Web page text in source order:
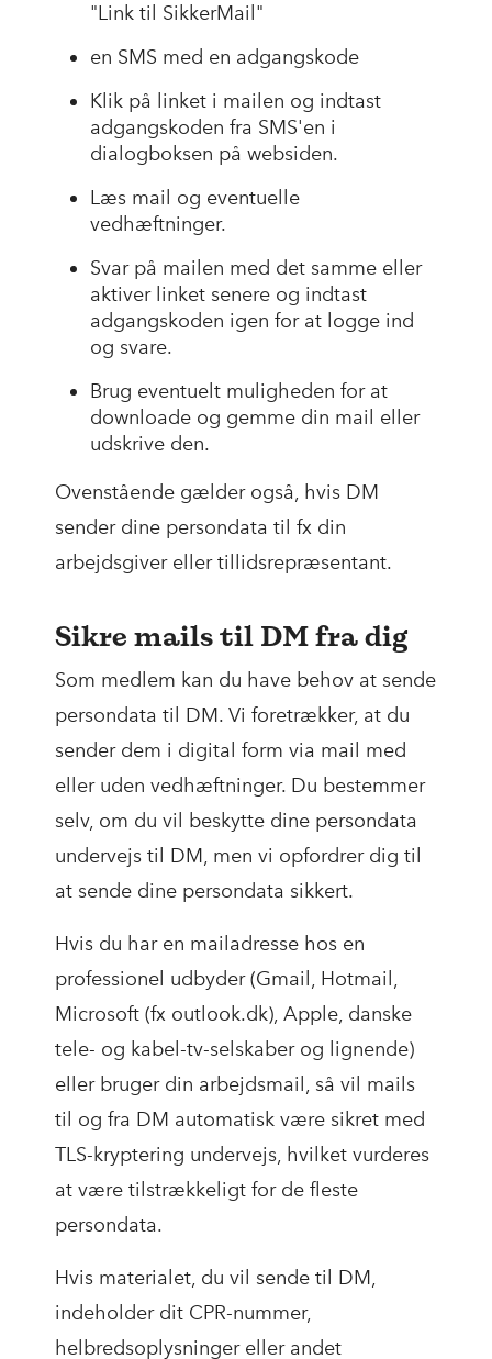
"Link til SikkerMail"
en SMS med en adgangskode
Klik på linket i mailen og indtast
adgangskoden fra SMS'en i
dialogboksen på websiden.
Læs mail og eventuelle
vedhæftninger.
Svar på mailen med det samme eller
aktiver linket senere og indtast
adgangskoden igen for at logge ind
og svare.
Brug eventuelt muligheden for at
downloade og gemme din mail eller
udskrive den.
Ovenstående gælder også, hvis DM
sender dine persondata til fx din
arbejdsgiver eller tillidsrepræsentant.
Sikre mails til DM fra dig
Som medlem kan du have behov at sende
persondata til DM. Vi foretrækker, at du
sender dem i digital form via mail med
eller uden vedhæftninger. Du bestemmer
selv, om du vil beskytte dine persondata
undervejs til DM, men vi opfordrer dig til
at sende dine persondata sikkert.
Hvis du har en mailadresse hos en
professionel udbyder (Gmail, Hotmail,
Microsoft (fx outlook.dk), Apple, danske
tele- og kabel-tv-selskaber og lignende)
eller bruger din arbejdsmail, så vil mails
til og fra DM automatisk være sikret med
TLS-kryptering undervejs, hvilket vurderes
at være tilstrækkeligt for de fleste
persondata.
Hvis materialet, du vil sende til DM,
indeholder dit CPR-nummer,
helbredsoplysninger eller andet